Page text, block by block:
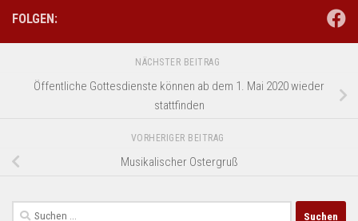
FOLGEN:
NÄCHSTER BEITRAG
Öffentliche Gottesdienste können ab dem 1. Mai 2020 wieder
stattfinden
VORHERIGER BEITRAG
Musikalischer Ostergruß
Suchen